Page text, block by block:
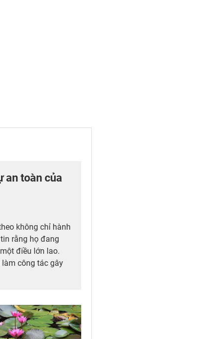
an toàn của
không chỉ hành
rằng họ đang
điều lớn lao.
công tác gây